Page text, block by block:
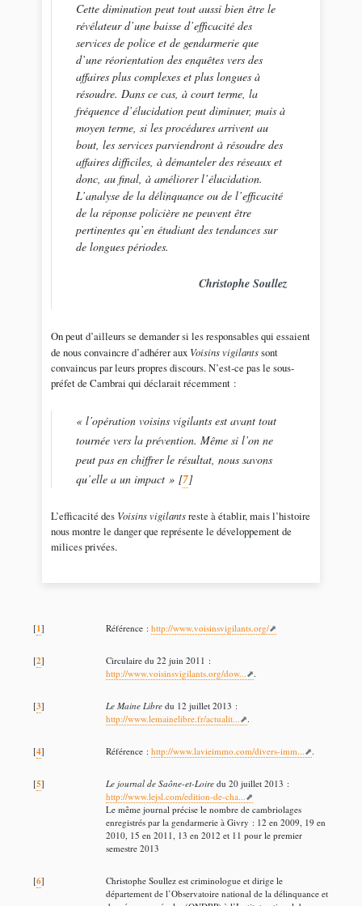
Cette diminution peut tout aussi bien être le
révélateur d’une baisse d’efficacité des
services de police et de gendarmerie que
d’une réorientation des enquêtes vers des
affaires plus complexes et plus longues à
résoudre. Dans ce cas, à court terme, la
fréquence d’élucidation peut diminuer, mais à
moyen terme, si les procédures arrivent au
bout, les services parviendront à résoudre des
affaires difficiles, à démanteler des réseaux et
donc, au final, à améliorer l’élucidation.
L’analyse de la délinquance ou de l’efficacité
de la réponse policière ne peuvent être
pertinentes qu’en étudiant des tendances sur
de longues périodes.
Christophe Soullez
On peut d’ailleurs se demander si les responsables qui essaient
de nous convaincre d’adhérer aux Voisins vigilantssont
convaincus par leurs propres discours. N’est-ce pas le sous-
préfet de Cambrai qui déclarait récemment :
« l’opération voisins vigilants est avant tout
tournée vers la prévention. Même si l’on ne
peut pas en chiffrer le résultat, nous savons
qu’elle a un impact »[7]
L’efficacité des Voisins vigilantsreste à établir, mais l’histoire
nous montre le danger que représente le développement de
milices privées.
[1] Référence : http://www.voisinsvigilants.org/
[2]
Circulaire du 22 juin 2011 :
http://www.voisinsvigilants.org/dow...
.
[3] Le Maine Libredu 12 juillet 2013 :
http://www.lemainelibre.fr/actualit...
.
[4] Référence : http://www.lavieimmo.com/divers-imm... .
[5] Le journal de Saône-et-Loiredu 20 juillet 2013 :
http://www.lejsl.com/edition-de-cha...
Le même journal précise le nombre de cambriolages
enregistrés par la gendarmerie à Givry : 12 en 2009, 19 en
2010, 15 en 2011, 13 en 2012 et 11 pour le premier
semestre 2013
[6]
Christophe Soullez est criminologue et dirige le
département de l’Observatoire national de la délinquance et